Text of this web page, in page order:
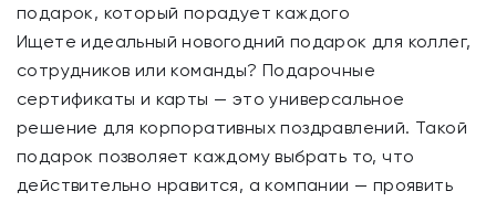
подарок, который порадует каждого
Ищете идеальный новогодний подарок для коллег,
сотрудников или команды? Подарочные
сертификаты и карты — это универсальное
решение для корпоративных поздравлений. Такой
подарок позволяет каждому выбрать то, что
действительно нравится, а компании — проявить